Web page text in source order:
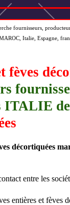
fournisseurs,
Italie, Espagne,
fèves
ITALIE
décortiquées
entre les
entières et fèves